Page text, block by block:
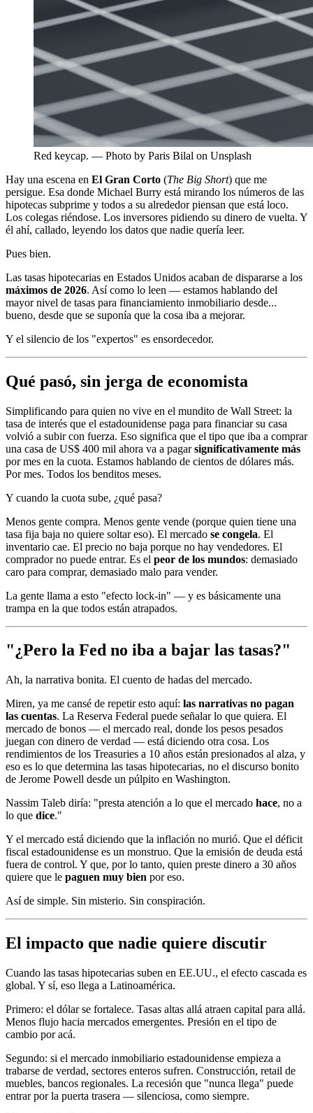
Red keycap. — Photo by Paris Bilal on Unsplash
Hay una escena en El Gran Corto (The Big Short) que me
persigue. Esa donde Michael Burry está mirando los números de las
hipotecas subprime y todos a su alrededor piensan que está loco.
Los colegas riéndose. Los inversores pidiendo su dinero de vuelta. Y
él ahí, callado, leyendo los datos que nadie quería leer.
Pues bien.
Las tasas hipotecarias en Estados Unidos acaban de dispararse a los
máximos de 2026. Así como lo leen — estamos hablando del
mayor nivel de tasas para financiamiento inmobiliario desde...
bueno, desde que se suponía que la cosa iba a mejorar.
Y el silencio de los "expertos" es ensordecedor.
Qué pasó, sin jerga de economista
Simplificando para quien no vive en el mundito de Wall Street: la
tasa de interés que el estadounidense paga para financiar su casa
volvió a subir con fuerza. Eso significa que el tipo que iba a comprar
una casa de US$ 400 mil ahora va a pagarsignificativamente más
por mes en la cuota. Estamos hablando de cientos de dólares más.
Por mes. Todos los benditos meses.
Y cuando la cuota sube, ¿qué pasa?
Menos gente compra. Menos gente vende (porque quien tiene una
tasa fija baja no quiere soltar eso). El mercado se congela. El
inventario cae. El precio no baja porque no hay vendedores. El
comprador no puede entrar. Es el peor de los mundos: demasiado
caro para comprar, demasiado malo para vender.
La gente llama a esto "efecto lock-in" — y es básicamente una
trampa en la que todos están atrapados.
"¿Pero la Fed no iba a bajar las tasas?"
Ah, la narrativa bonita. El cuento de hadas del mercado.
Miren, ya me cansé de repetir esto aquí: las narrativas no pagan
las cuentas. La Reserva Federal puede señalar lo que quiera. El
mercado de bonos — el mercado real, donde los pesos pesados
juegan con dinero de verdad — está diciendo otra cosa. Los
rendimientos de los Treasuries a 10 años están presionados al alza, y
eso es lo que determina las tasas hipotecarias, no el discurso bonito
de Jerome Powell desde un púlpito en Washington.
Nassim Taleb diría: "presta atención a lo que el mercado hace, no a
lo que dice."
Y el mercado está diciendo que la inflación no murió. Que el déficit
fiscal estadounidense es un monstruo. Que la emisión de deuda está
fuera de control. Y que, por lo tanto, quien preste dinero a 30 años
quiere que le paguen muy bien por eso.
Así de simple. Sin misterio. Sin conspiración.
El impacto que nadie quiere discutir
Cuando las tasas hipotecarias suben en EE.UU., el efecto cascada es
global. Y sí, eso llega a Latinoamérica.
Primero: el dólar se fortalece. Tasas altas allá atraen capital para allá.
Menos flujo hacia mercados emergentes. Presión en el tipo de
cambio por acá.
Segundo: si el mercado inmobiliario estadounidense empieza a
trabarse de verdad, sectores enteros sufren. Construcción, retail de
muebles, bancos regionales. La recesión que "nunca llega" puede
entrar por la puerta trasera — silenciosa, como siempre.